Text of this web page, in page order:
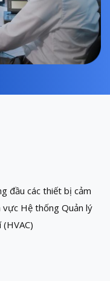
đầu các thiết bị cảm
vực Hệ thống Quản lý